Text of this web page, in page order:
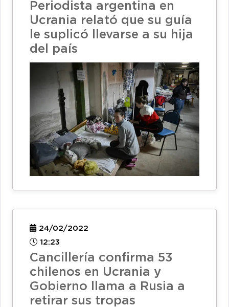
Periodista argentina en
Ucrania relató que su guía
le suplicó llevarse a su hija
del país
24/02/2022
12:23
Cancillería confirma 53
chilenos en Ucrania y
Gobierno llama a Rusia a
retirar sus tropas